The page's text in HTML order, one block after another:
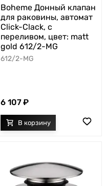
Boheme Донный клапан
для раковины, автомат
Click-Clack, с
переливом, цвет: matt
gold 612/2-MG
612/2-MG
6 107